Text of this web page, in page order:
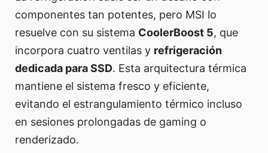
componentes tan potentes, pero MSI lo
resuelve con su sistema CoolerBoost 5, que
incorpora cuatro ventilas y refrigeración
dedicada para SSD. Esta arquitectura térmica
mantiene el sistema fresco y eficiente,
evitando el estrangulamiento térmico incluso
en sesiones prolongadas de gaming o
renderizado.